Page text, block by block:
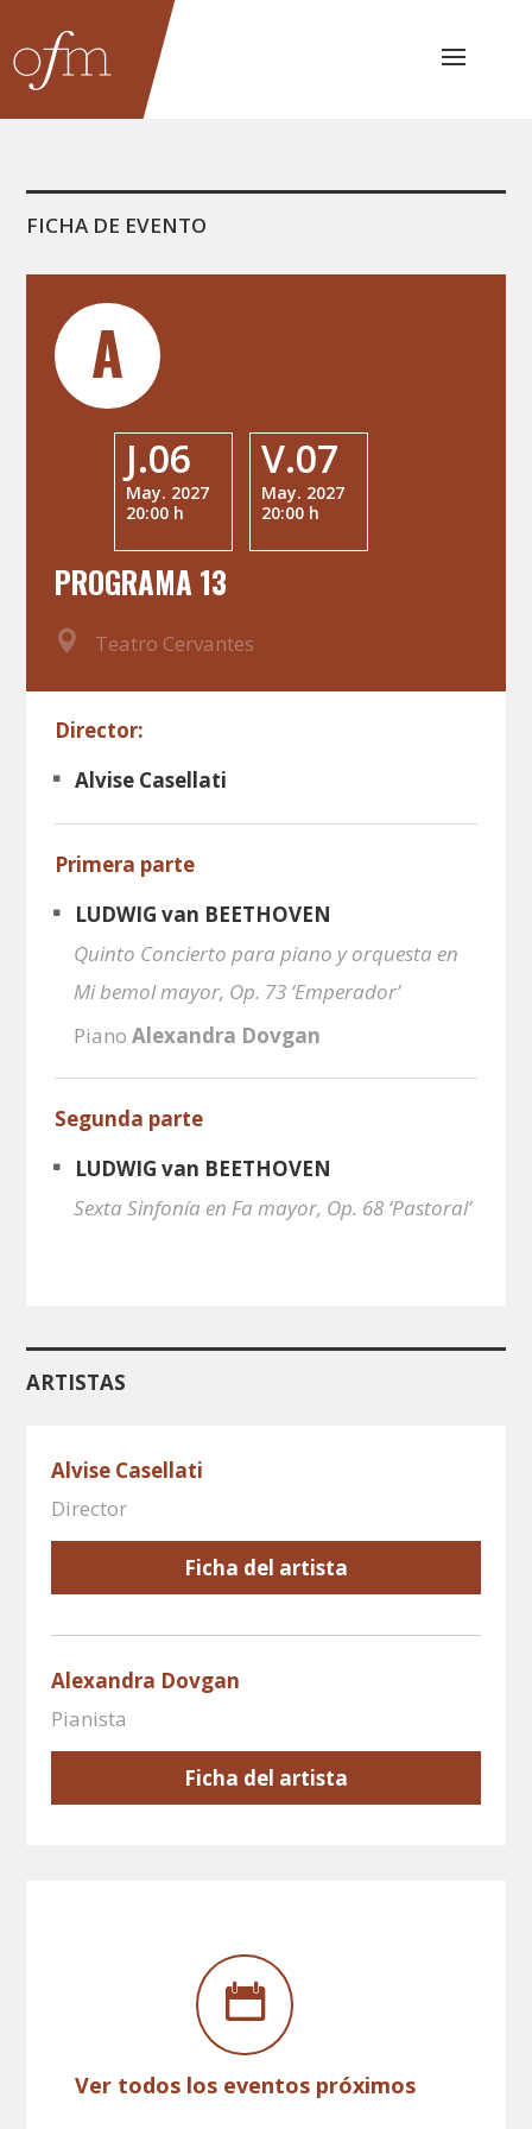
FICHA DE EVENTO
PROGRAMA 13
Teatro Cervantes
J.06
May. 2027
20:00 h
V.07
May. 2027
20:00 h
Director:
Alvise Casellati
Primera parte
LUDWIG van BEETHOVEN
Quinto Concierto para piano y orquesta en
Mi bemol mayor, Op. 73 ‘Emperador’
Piano Alexandra Dovgan
Segunda parte
LUDWIG van BEETHOVEN
Sexta Sinfonía en Fa mayor, Op. 68 ‘Pastoral’
ARTISTAS
Alvise Casellati
Director
Ficha del artista
Alexandra Dovgan
Pianista
Ficha del artista
Ver todos los eventos próximos